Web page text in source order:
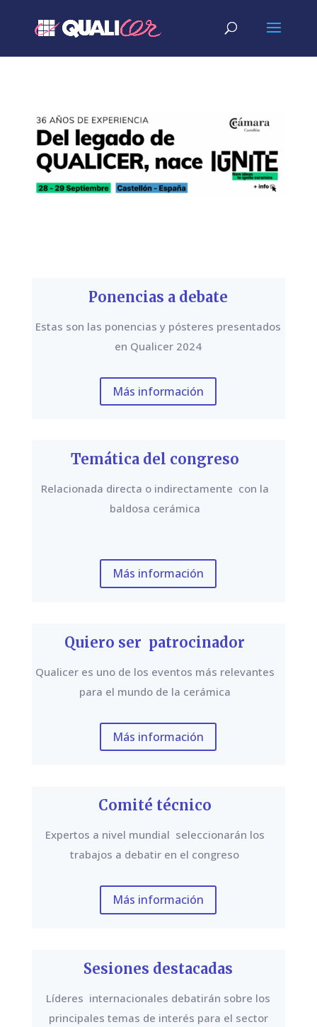
Ponencias a debate
Estas son las ponencias y pósteres presentados
en Qualicer 2024
Más información
Temática del congreso
Relacionada directa o indirectamente con la
baldosa cerámica
Más información
Quiero ser patrocinador
Qualicer es uno de los eventos más relevantes
para el mundo de la cerámica
Más información
Comité técnico
Expertos a nivel mundial seleccionarán los
trabajos a debatir en el congreso
Más información
Sesiones destacadas
Líderes internacionales debatirán sobre los
principales temas de interés para el sector